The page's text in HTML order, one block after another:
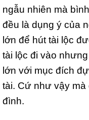
ngẫu nhiên mà
đều là dụng ý của
lớn để hút tài lộc
tài lộc đi vào
lớn với mục đích
tài. Cứ như vậy mà
đình.